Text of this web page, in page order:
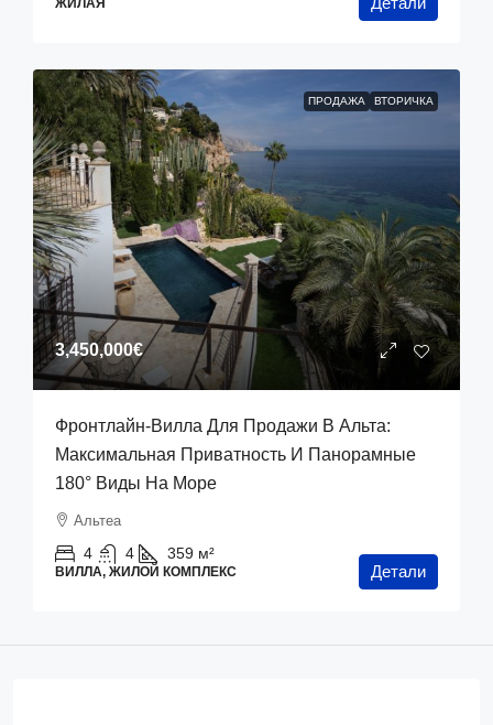
ЖИЛАЯ
ПРОДАЖА ВТОРИЧКА
3,450,000€
Фронтлайн-Вилла Для Продажи В Альта:
Максимальная Приватность И Панорамные
180° Виды На Море
Альтеа
4 4 359 м²
ВИЛЛА, ЖИЛОЙ КОМПЛЕКС Детали